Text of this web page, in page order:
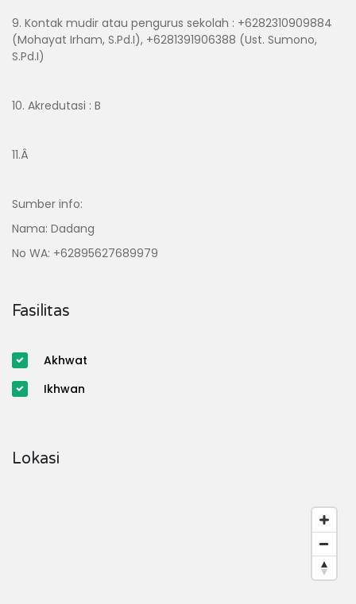
9. Kontak mudir atau pengurus sekolah : +6282310909884
(Mohayat Irham, S.Pd.I), +6281391906388 (Ust. Sumono,
S.Pd.I)
10. Akredutasi : B
11.Â
Sumber info:
Nama: Dadang
No WA: +62895627689979
Fasilitas
Akhwat
Ikhwan
Lokasi